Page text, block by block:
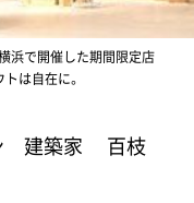
横浜で開催した期間限定店
は自在に。
建築家 百枝